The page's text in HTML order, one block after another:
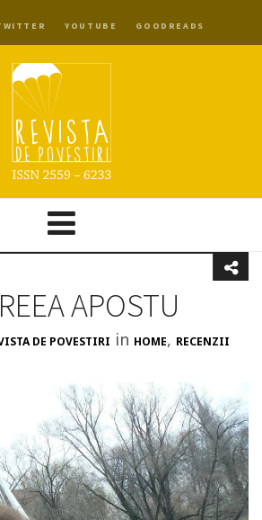
YOUTUBE GOODREADS
APOSTU
DE POVESTIRI in HOME, RECENZII